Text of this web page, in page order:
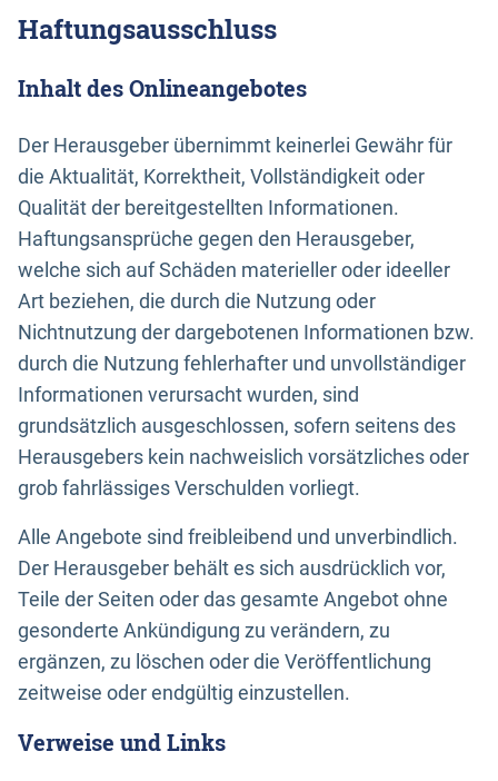
Haftungsausschluss
Inhalt des Onlineangebotes
Der Herausgeber übernimmt keinerlei Gewähr für
die Aktualität, Korrektheit, Vollständigkeit oder
Qualität der bereitgestellten Informationen.
Haftungsansprüche gegen den Herausgeber,
welche sich auf Schäden materieller oder ideeller
Art beziehen, die durch die Nutzung oder
Nichtnutzung der dargebotenen Informationen bzw.
durch die Nutzung fehlerhafter und unvollständiger
Informationen verursacht wurden, sind
grundsätzlich ausgeschlossen, sofern seitens des
Herausgebers kein nachweislich vorsätzliches oder
grob fahrlässiges Verschulden vorliegt.
Alle Angebote sind freibleibend und unverbindlich.
Der Herausgeber behält es sich ausdrücklich vor,
Teile der Seiten oder das gesamte Angebot ohne
gesonderte Ankündigung zu verändern, zu
ergänzen, zu löschen oder die Veröffentlichung
zeitweise oder endgültig einzustellen.
Verweise und Links